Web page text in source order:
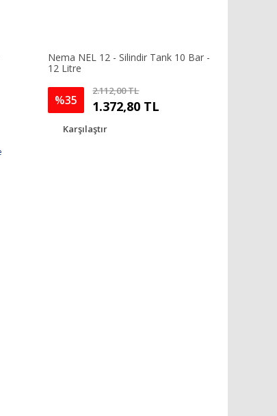
Nema NEL 12 - Silindir Tank 10 Bar -
12 Litre
%35
2.112,00 TL
1.372,80 TL
Karşılaştır